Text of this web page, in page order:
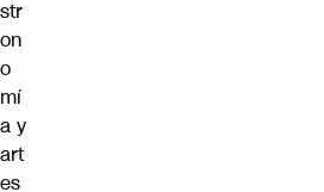
str
on
o
mí
a y
art
es